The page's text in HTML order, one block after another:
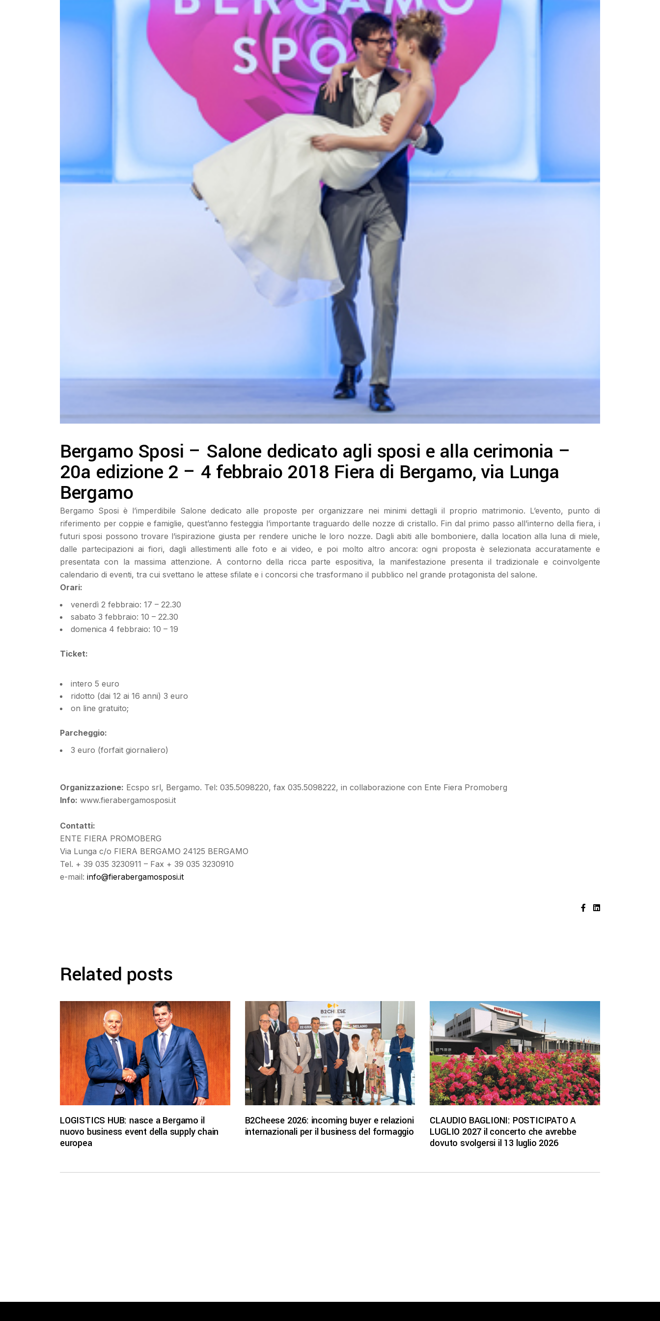
Bergamo Sposi – Salone dedicato agli sposi e alla cerimonia –
20a edizione 2 – 4 febbraio 2018 Fiera di Bergamo, via Lunga
Bergamo
Bergamo Sposi è l’imperdibile Salone dedicato alle proposte per organizzare nei minimi dettagli il proprio matrimonio. L’evento, punto di
riferimento per coppie e famiglie, quest’anno festeggia l’importante traguardo delle nozze di cristallo. Fin dal primo passo all’interno della fiera, i
futuri sposi possono trovare l’ispirazione giusta per rendere uniche le loro nozze. Dagli abiti alle bomboniere, dalla location alla luna di miele,
dalle partecipazioni ai fiori, dagli allestimenti alle foto e ai video, e poi molto altro ancora: ogni proposta è selezionata accuratamente e
presentata con la massima attenzione. A contorno della ricca parte espositiva, la manifestazione presenta il tradizionale e coinvolgente
calendario di eventi, tra cui svettano le attese sfilate e i concorsi che trasformano il pubblico nel grande protagonista del salone.
Orari:
venerdì 2 febbraio: 17 – 22.30
sabato 3 febbraio: 10 – 22.30
domenica 4 febbraio: 10 – 19
Ticket:
intero 5 euro
ridotto (dai 12 ai 16 anni) 3 euro
on line gratuito;
Parcheggio:
3 euro (forfait giornaliero)
Organizzazione: Ecspo srl, Bergamo. Tel: 035.5098220, fax 035.5098222, in collaborazione con Ente Fiera Promoberg
Info: www.fierabergamosposi.it
Contatti:
ENTE FIERA PROMOBERG
Via Lunga c/o FIERA BERGAMO 24125 BERGAMO
Tel. + 39 035 3230911 – Fax + 39 035 3230910
e-mail: info@fierabergamosposi.it
Related posts
LOGISTICS HUB: nasce a Bergamo il
nuovo business event della supply chain
europea
B2Cheese 2026: incoming buyer e relazioni
internazionali per il business del formaggio
CLAUDIO BAGLIONI: POSTICIPATO A
LUGLIO 2027 il concerto che avrebbe
dovuto svolgersi il 13 luglio 2026